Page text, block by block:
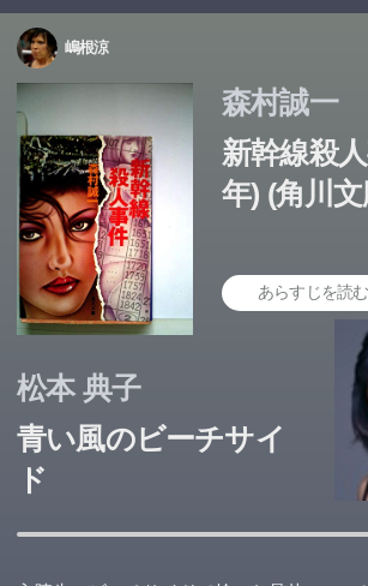
嶋根涼
森村誠一
新幹線殺
年) (角川
あらすじを読む
松本 典子
青い風のビーチサイ
ド